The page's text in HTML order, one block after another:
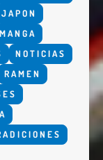
JAPON
MANGA
NOTICIAS
RAMEN